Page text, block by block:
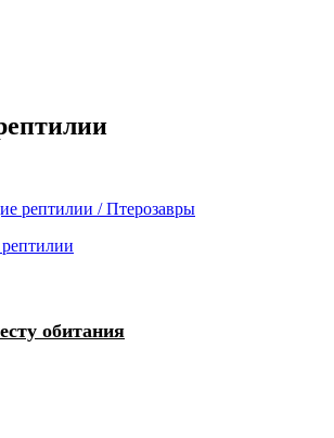
рептилии / Птерозавры
обитания